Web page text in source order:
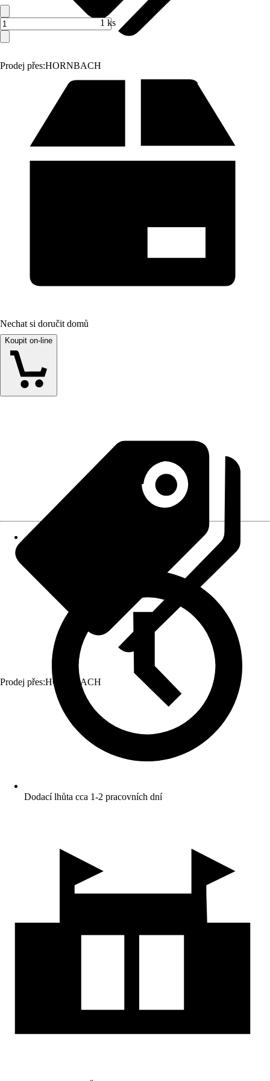
Prodej přes:HORNBACH
1 ks
Nechat si doručit domů
Koupit on-line
Prodej přes:HORNBACH
Dodací lhůta cca 1-2 pracovních dní